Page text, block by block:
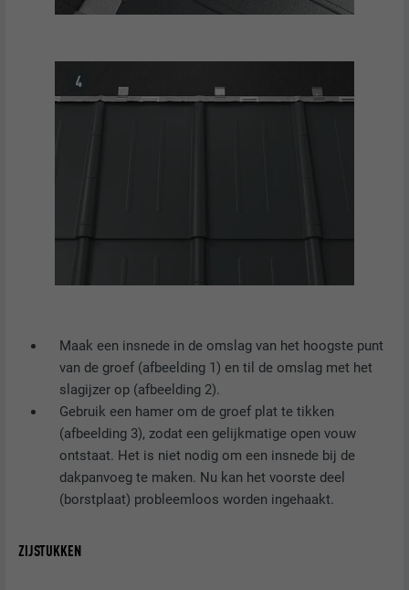
Maak een insnede in de omslag van het hoogste punt
van de groef (afbeelding 1) en til de omslag met het
slagijzer op (afbeelding 2).
Gebruik een hamer om de groef plat te tikken
(afbeelding 3), zodat een gelijkmatige open vouw
ontstaat. Het is niet nodig om een insnede bij de
dakpanvoeg te maken. Nu kan het voorste deel
(borstplaat) probleemloos worden ingehaakt.
ZIJSTUKKEN